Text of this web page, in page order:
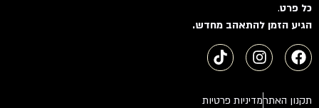
כל פרט.
הגיע הזמן להתאהב מחדש.
תקנון האתרמדיניות פרטיות